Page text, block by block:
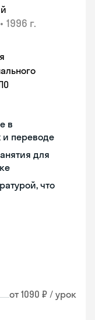
• 1996 г.
в
переводе
для
что
от 1090 ₽ / урок